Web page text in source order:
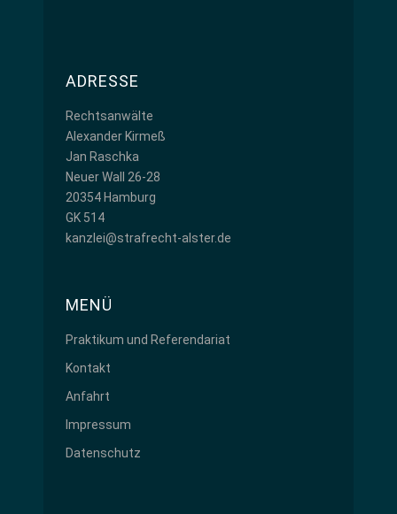
ADRESSE
Rechtsanwälte
Alexander Kirmeß
Jan Raschka
Neuer Wall 26-28
20354 Hamburg
GK 514
kanzlei@strafrecht-alster.de
MENÜ
Praktikum und Referendariat
Kontakt
Anfahrt
Impressum
Datenschutz